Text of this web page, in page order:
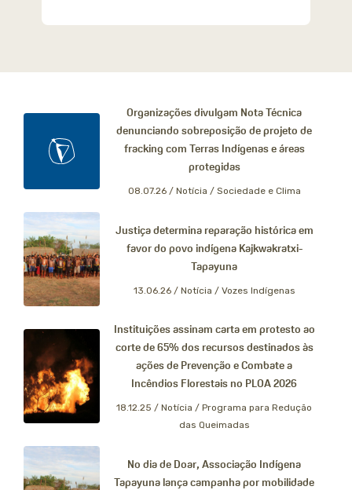
Organizações divulgam Nota Técnica
denunciando sobreposição de projeto de
fracking com Terras Indígenas e áreas
protegidas
08.07.26 / Notícia / Sociedade e Clima
Justiça determina reparação histórica em
favor do povo indígena Kajkwakratxi-
Tapayuna
13.06.26 / Notícia / Vozes Indígenas
Instituições assinam carta em protesto ao
corte de 65% dos recursos destinados às
ações de Prevenção e Combate a
Incêndios Florestais no PLOA 2026
18.12.25 / Notícia / Programa para Redução
das Queimadas
No dia de Doar, Associação Indígena
Tapayuna lança campanha por mobilidade